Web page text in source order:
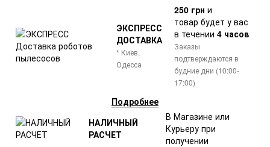
ЭКСПРЕСС
ДОСТАВКА
* Киев,
Одесса
250 грн и
товар будет у вас
в течении 4 часов
Заказы
подтверждаются в
будние дни (10:00-
17:00)
Подробнее
НАЛИЧНЫЙ
РАСЧЕТ
В Магазине или
Курьеру при
получении